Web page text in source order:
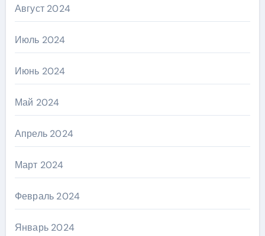
Август 2024
Июль 2024
Июнь 2024
Май 2024
Апрель 2024
Март 2024
Февраль 2024
Январь 2024